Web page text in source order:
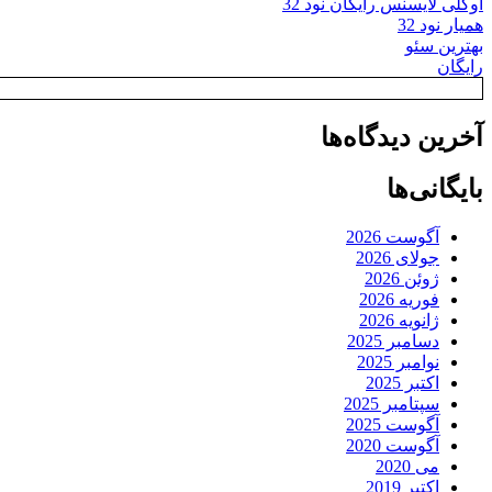
همیار نود 32
بهترین سئو
رایگان
آخرین دیدگاه‌ها
بایگانی‌ها
آگوست 2026
جولای 2026
ژوئن 2026
فوریه 2026
ژانویه 2026
دسامبر 2025
نوامبر 2025
اکتبر 2025
سپتامبر 2025
آگوست 2025
آگوست 2020
می 2020
اکتبر 2019